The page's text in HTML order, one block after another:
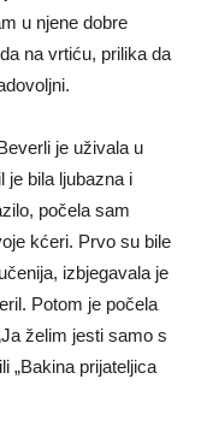
u njene dobre
na vrtiću, prilika da
je uživala u
je bila ljubazna i
počela sam
kćeri. Prvo su bile
izbjegavala je
Potom je počela
želim jesti samo s
„Bakina prijateljica